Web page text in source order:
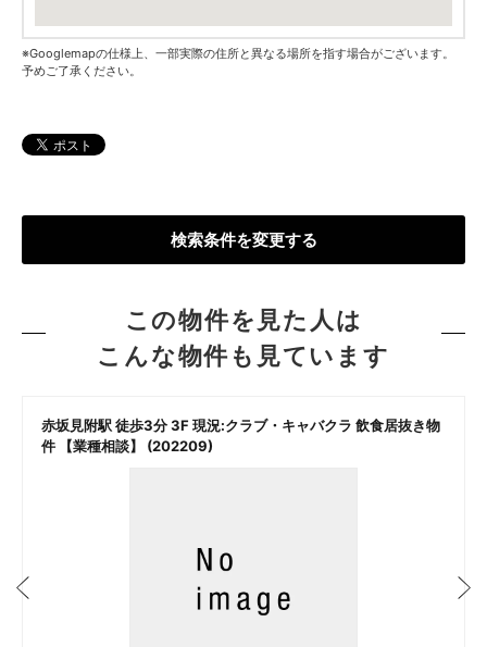
※Googlemapの仕様上、一部実際の住所と異なる場所を指す場合がございます。
予めご了承ください。
検索条件を変更する
この物件を見た人は
こんな物件も見ています
赤坂見附駅 徒歩3分 3F 現況:クラブ・キャバクラ 飲食居抜き物
件 【業種相談】 (202209)